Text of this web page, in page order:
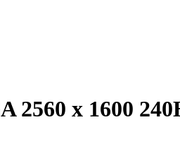
x 1600